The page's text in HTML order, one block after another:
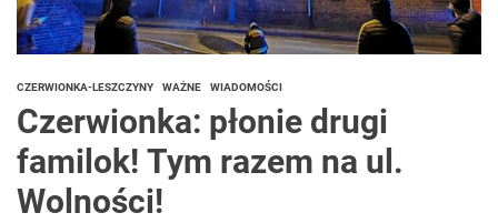
CZERWIONKA-LESZCZYNY WAŻNE WIADOMOŚCI
Czerwionka: płonie drugi
familok! Tym razem na ul.
Wolności!